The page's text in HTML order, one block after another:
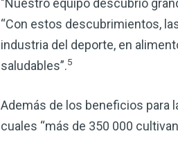
"Nuestro equipo descubrió
“Con estos descubrimientos,
industria del deporte, en
saludables”.5
Además de los beneficios para
cuales “más de 350 000